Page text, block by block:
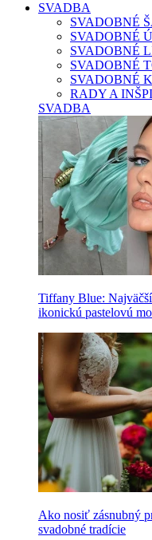
SVADBA
SVADOBNÉ
SVADOBNÉ
SVADOBNÉ
SVADOBNÉ
SVADOBNÉ
RADY A
SVADBA
Tiffany Blue:
ikonickú pastelovú
Ako nosiť zásnubný
svadobné tradície